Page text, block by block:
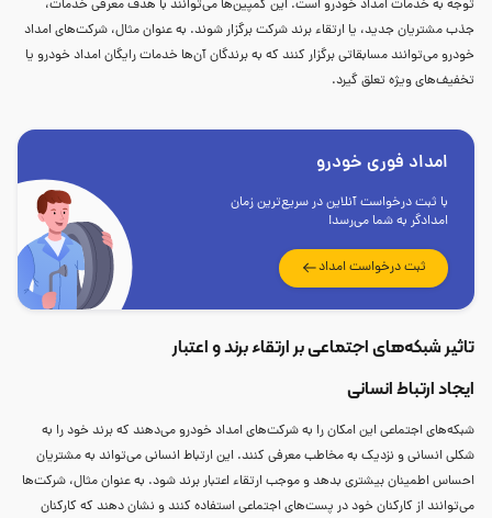
توجه به خدمات امداد خودرو است. این کمپین‌ها می‌توانند با هدف معرفی خدمات،
جذب مشتریان جدید، یا ارتقاء برند شرکت برگزار شوند. به عنوان مثال، شرکت‌های امداد
خودرو می‌توانند مسابقاتی برگزار کنند که به برندگان آن‌ها خدمات رایگان امداد خودرو یا
تخفیف‌های ویژه تعلق گیرد.
امداد فوری خودرو
با ثبت درخواست آنلاین در سریع‌ترین زمان
امدادگر به شما می‌رسد!
ثبت درخواست امداد
تاثیر شبکه‌های اجتماعی بر ارتقاء برند و اعتبار
ایجاد ارتباط انسانی
شبکه‌های اجتماعی این امکان را به شرکت‌های امداد خودرو می‌دهند که برند خود را به
شکلی انسانی و نزدیک به مخاطب معرفی کنند. این ارتباط انسانی می‌تواند به مشتریان
احساس اطمینان بیشتری بدهد و موجب ارتقاء اعتبار برند شود. به عنوان مثال، شرکت‌ها
می‌توانند از کارکنان خود در پست‌های اجتماعی استفاده کنند و نشان دهند که کارکنان